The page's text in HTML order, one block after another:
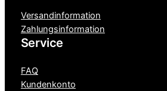
Versandinformation
Zahlungsinformation
Service
FAQ
Kundenkonto